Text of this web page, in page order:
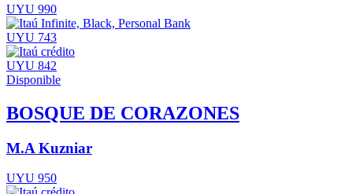
UYU 990
UYU 743
UYU 842
Disponible
BOSQUE DE CORAZONES
M.A Kuzniar
UYU 950